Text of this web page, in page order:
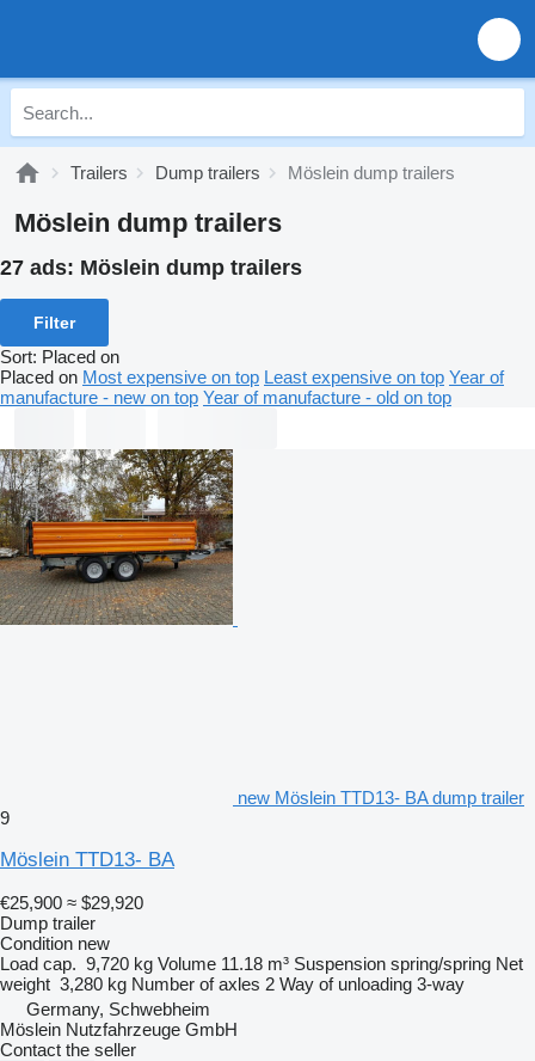
Trailers Dump trailers Möslein dump trailers
Möslein dump trailers
27 ads: Möslein dump trailers
Filter
Sort: Placed on
Placed on Most expensive on top Least expensive on top Year of
manufacture - new on top Year of manufacture - old on top
new Möslein TTD13- BA dump trailer
9
Möslein TTD13- BA
€25,900 ≈ $29,920
Dump trailer
Condition new
Load cap. 9,720 kg Volume 11.18 m³ Suspension spring/spring Net
weight 3,280 kg Number of axles 2 Way of unloading 3-way
Germany, Schwebheim
Möslein Nutzfahrzeuge GmbH
Contact the seller